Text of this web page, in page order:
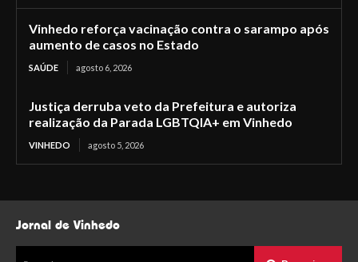
Vinhedo reforça vacinação contra o sarampo após
aumento de casos no Estado
SAÚDE agosto 6, 2026
Justiça derruba veto da Prefeitura e autoriza
realização da Parada LGBTQIA+ em Vinhedo
VINHEDO agosto 5, 2026
Jornal de Vinhedo